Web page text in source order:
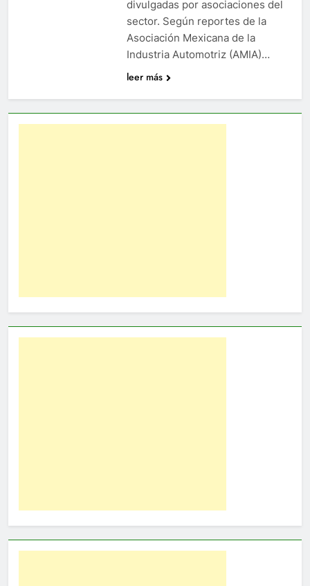
divulgadas por asociaciones del
sector. Según reportes de la
Asociación Mexicana de la
Industria Automotriz (AMIA)…
leer más